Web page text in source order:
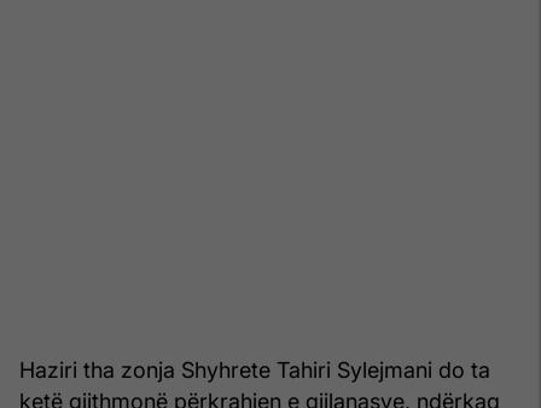
Haziri tha zonja Shyhrete Tahiri Sylejmani do ta
ketë gjithmonë përkrahjen e gjilanasve, ndërkaq